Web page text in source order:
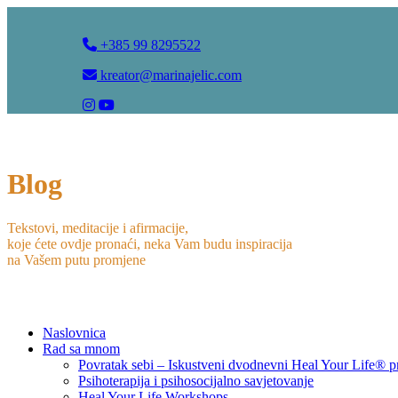
+385 99 8295522
kreator@marinajelic.com
Blog
Tekstovi, meditacije i afirmacije,
koje ćete ovdje pronaći, neka Vam budu inspiracija
na Vašem putu promjene
Naslovnica
Rad sa mnom
Povratak sebi – Iskustveni dvodnevni Heal Your Life®
Psihoterapija i psihosocijalno savjetovanje